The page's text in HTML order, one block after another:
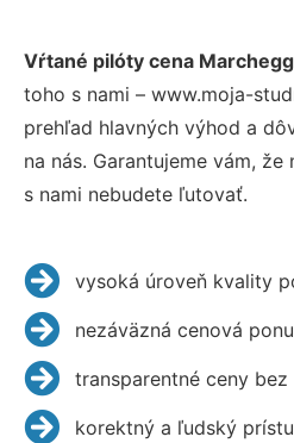
Vŕtané pilóty cena
toho s nami – www.moja-
prehľad hlavných výhod a
na nás. Garantujeme vám,
s nami nebudete ľutovať.
vysoká úroveň kvality
nezáväzná cenová
transparentné ceny
korektný a ľudský